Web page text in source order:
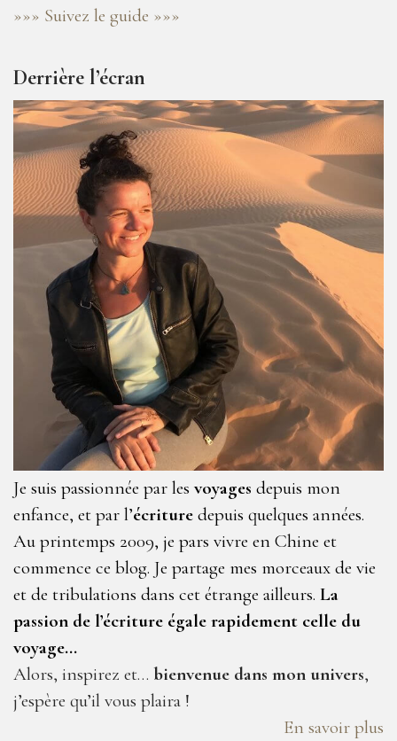
»»» Suivez le guide »»»
Derrière l’écran
Je suis passionnée par les voyages depuis mon
enfance, et par l’écriture depuis quelques années.
Au printemps 2009, je pars vivre en Chine et
commence ce blog. Je partage mes morceaux de vie
et de tribulations dans cet étrange ailleurs. La
passion de l’écriture égale rapidement celle du
voyage…
Alors, inspirez et… bienvenue dans mon univers,
j’espère qu’il vous plaira !
En savoir plus